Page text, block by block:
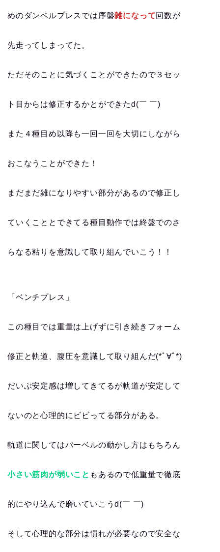
めのダンベルプレスでは序盤雑になって回数が
先走ってしまってた。
ただそのことに気づくことができたので３セッ
ト目からは修正するかとができたd(￣ ￣)
また４種目め以降も一回一回を大切にしながら
おこなうことができた！
まだまだ雑になりやすい部分があるので修正し
ていくこととできてる種目動作では終盤でのさ
らなる粘りを意識して取り組んでいこう！！
「ベンチプレス」
この種目では重量は上げずに引き続きフォーム
修正と軌道、腹圧を意識して取り組んだ(*ﾟ∀ﾟ*)
だいぶ安定感は増してきてるが軌道が安定して
ないのと心理的にビビってる部分がある。
軌道に関してはバーベルの動かし方はもちろん
小さい筋肉が弱いこと もあるので低重量で徹底
的にやり込んで磨いていこうd(￣ ￣)
そして心理的な部分は慣れが必要なので安全な